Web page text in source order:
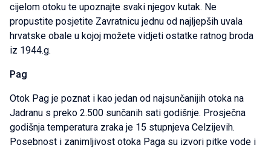
cijelom otoku te upoznajte svaki njegov kutak. Ne
propustite posjetite Zavratnicu jednu od najljepših uvala
hrvatske obale u kojoj možete vidjeti ostatke ratnog broda
iz 1944.g.
Pag
Otok Pag je poznat i kao jedan od najsunčanijih otoka na
Jadranu s preko 2.500 sunčanih sati godišnje. Prosječna
godišnja temperatura zraka je 15 stupnjeva Celzijevih.
Posebnost i zanimljivost otoka Paga su izvori pitke vode i